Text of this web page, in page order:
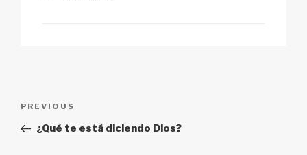
Previous
Post
PREVIOUS
¿Qué te está diciendo Dios?